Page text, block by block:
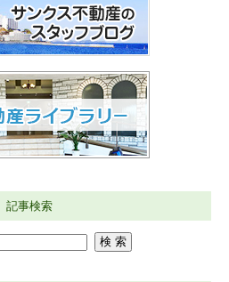
記事検索